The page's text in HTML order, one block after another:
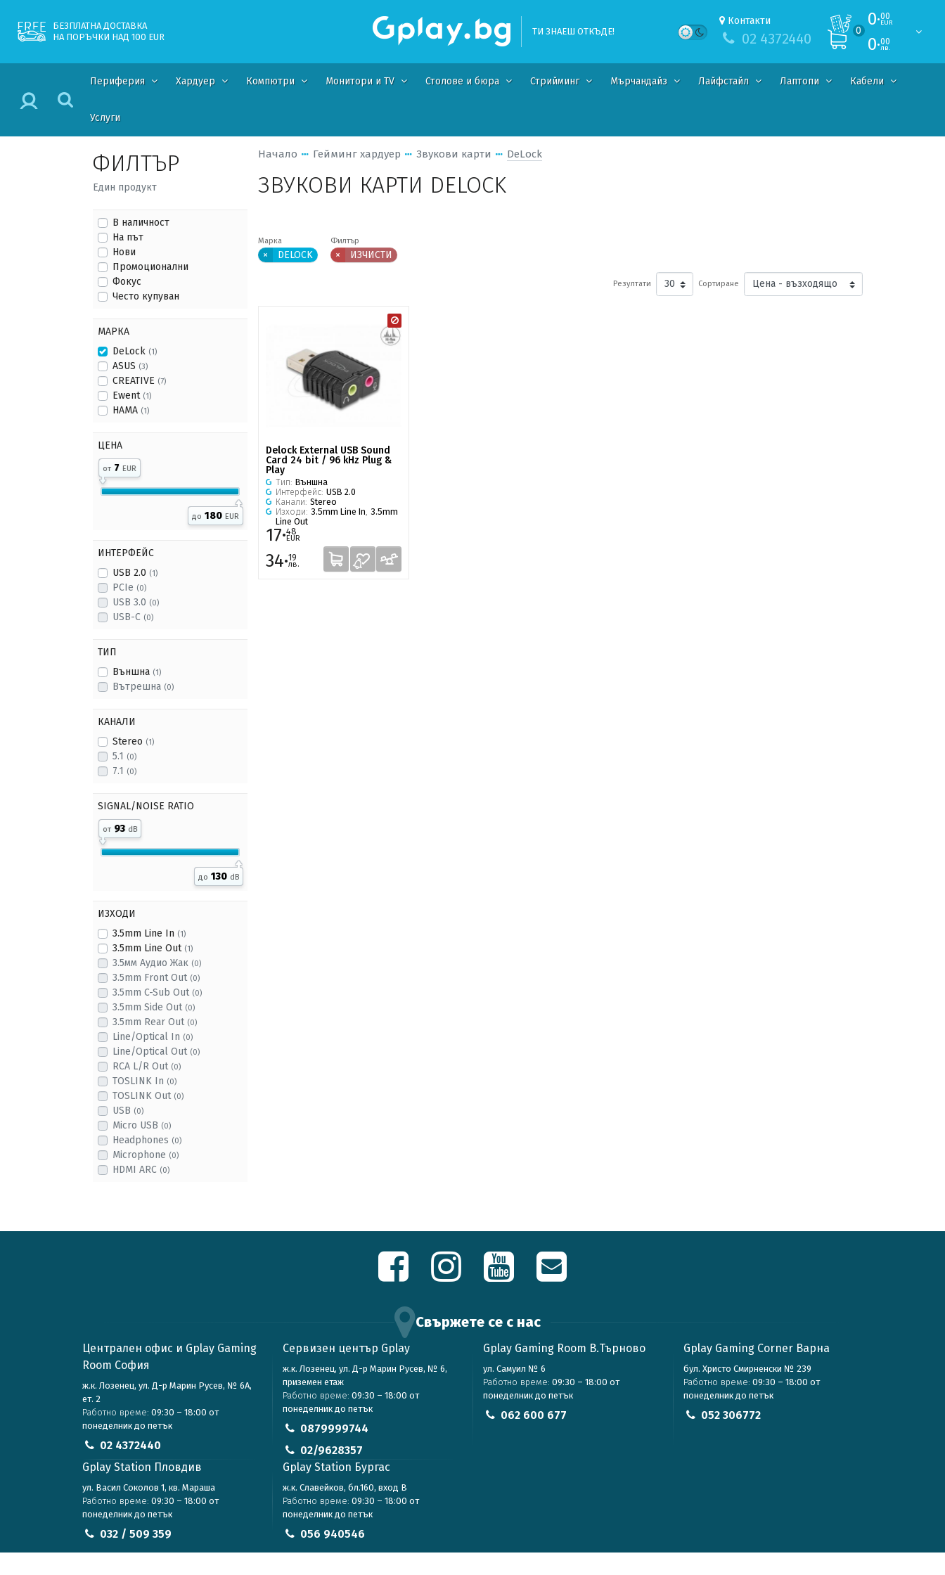
БЕЗПЛАТНА ДОСТАВКА
НА ПОРЪЧКИ НАД 100 EUR
ТИ ЗНАЕШ ОТКЪДЕ!
Контакти
02 4372440 0
0·00
EUR
0·00
лв.
Периферия Хардуер Компютри Монитори и TV Столове и бюра Стрийминг Мърчандайз Лайфстайл Лаптопи Кабели
Услуги
ФИЛТЪР
Един продукт
В наличност
На път
Нови
Промоционални
Фокус
Често купуван
МАРКА
DeLock (1)
ASUS (3)
CREATIVE (7)
Ewent (1)
HAMA (1)
ЦЕНА
от 7 EUR
до 180 EUR
ИНТЕРФЕЙС
USB 2.0 (1)
PCIe (0)
USB 3.0 (0)
USB-C (0)
ТИП
Външна (1)
Вътрешна (0)
КАНАЛИ
Stereo (1)
5.1 (0)
7.1 (0)
SIGNAL/NOISE RATIO
от 93 dB
до 130 dB
ИЗХОДИ
3.5mm Line In (1)
3.5mm Line Out (1)
3.5мм Аудио Жак (0)
3.5mm Front Out (0)
3.5mm C-Sub Out (0)
3.5mm Side Out (0)
3.5mm Rear Out (0)
Line/Optical In (0)
Line/Optical Out (0)
RCA L/R Out (0)
TOSLINK In (0)
TOSLINK Out (0)
USB (0)
Micro USB (0)
Headphones (0)
Microphone (0)
HDMI ARC (0)
Начало Гейминг хардуер Звукови карти DeLock
ЗВУКОВИ КАРТИ DELOCK
Марка
× DELOCK
Филтър
× ИЗЧИСТИ
Резултати Сортиране
Delock External USB Sound
Card 24 bit / 96 kHz Plug &
Play
Тип: Външна
Интерфейс: USB 2.0
Канали: Stereo
Изходи: 3.5mm Line In, 3.5mm
Line Out
17·48
EUR
34·19
лв.
Свържете се с нас
Централен офис и Gplay Gaming
Room София
ж.к. Лозенец, ул. Д-р Марин Русев, № 6А,
ет. 2
Работно време: 09:30 – 18:00 от
понеделник до петък
02 4372440
Сервизен център Gplay
ж.к. Лозенец, ул. Д-р Марин Русев, № 6,
приземен етаж
Работно време: 09:30 – 18:00 от
понеделник до петък
0879999744
02/9628357
Gplay Gaming Room В.Търново
ул. Самуил № 6
Работно време: 09:30 – 18:00 от
понеделник до петък
062 600 677
Gplay Gaming Corner Варна
бул. Христо Смирненски № 239
Работно време: 09:30 – 18:00 от
понеделник до петък
052 306772
Gplay Station Пловдив
ул. Васил Соколов 1, кв. Мараша
Работно време: 09:30 – 18:00 от
понеделник до петък
032 / 509 359
Gplay Station Бургас
ж.к. Славейков, бл.160, вход В
Работно време: 09:30 – 18:00 от
понеделник до петък
056 940546